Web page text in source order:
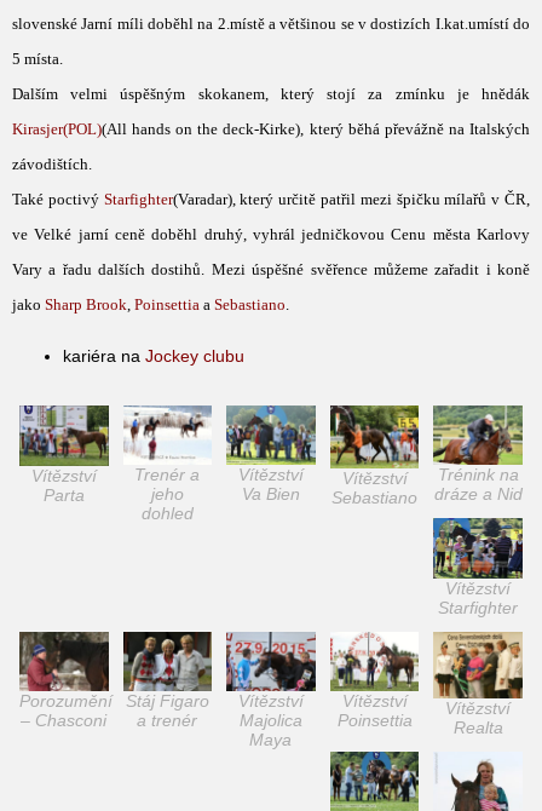
slovenské Jarní míli doběhl na 2.místě a většinou se v dostizích I.kat.umístí do
5 místa.
Dalším velmi úspěšným skokanem, který stojí za zmínku je hnědák
Kirasjer(POL)(All hands on the deck-Kirke), který běhá převážně na Italských
závodištích.
Také poctivý Starfighter(Varadar), který určitě patřil mezi špičku mílařů v ČR,
ve Velké jarní ceně doběhl druhý, vyhrál jedničkovou Cenu města Karlovy
Vary a řadu dalších dostihů. Mezi úspěšné svěřence můžeme zařadit i koně
jako Sharp Brook, Poinsettia a Sebastiano.
kariéra na Jockey clubu
Vítězství
Parta
Trenér a
jeho
dohled
Vítězství
Va Bien
Vítězství
Sebastiano
Trénink na
dráze a Nid
Vítězství
Starfighter
Porozumění
– Chasconi
Stáj Figaro
a trenér
Vítězství
Majolica
Maya
Vítězství
Poinsettia
Vítězství
Realta